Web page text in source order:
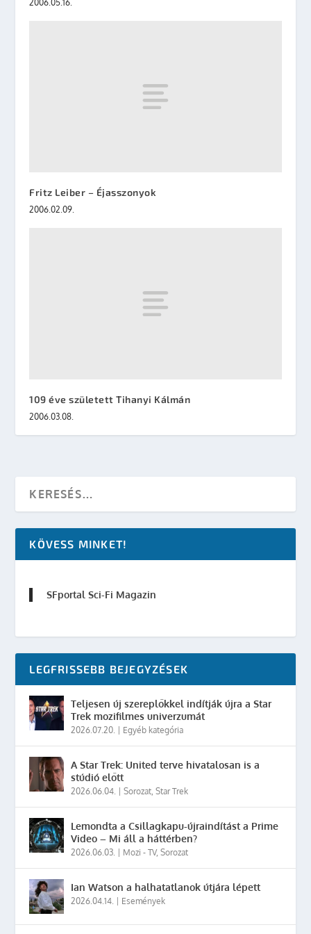
2006.05.16.
Fritz Leiber – Éjasszonyok
2006.02.09.
109 éve született Tihanyi Kálmán
2006.03.08.
KÖVESS MINKET!
SFportal Sci-Fi Magazin
LEGFRISSEBB BEJEGYZÉSEK
Teljesen új szereplőkkel indítják újra a Star
Trek mozifilmes univerzumát
2026.07.20. | Egyéb kategória
A Star Trek: United terve hivatalosan is a
stúdió előtt
2026.06.04. |Sorozat ,Star Trek
Lemondta a Csillagkapu-újraindítást a Prime
Video – Mi áll a háttérben?
2026.06.03. | Mozi - TV,Sorozat
Ian Watson a halhatatlanok útjára lépett
2026.04.14. | Események